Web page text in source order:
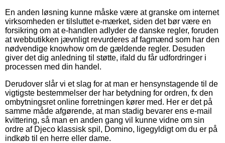
En anden løsning kunne måske være at granske om internet
virksomheden er tilsluttet e-mærket, siden det bør være en
forsikring om at e-handlen adlyder de danske regler, foruden
at webbutikken jævnligt revurderes af fagmænd som har den
nødvendige knowhow om de gældende regler. Desuden
giver det dig anledning til støtte, ifald du får udfordringer i
processen med din handel.
Derudover slår vi et slag for at man er hensynstagende til de
vigtigste bestemmelser der har betydning for ordren, fx den
ombytningsret online forretningen kører med. Her er det på
samme måde afgørende, at man stadig bevarer ens e-mail
kvittering, så man en anden gang vil kunne vidne om sin
ordre af Djeco klassisk spil, Domino, ligegyldigt om du er på
indkøb til en herre eller dame.